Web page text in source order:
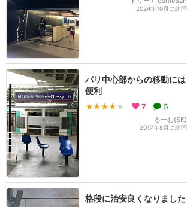
2024年10月に訪問
パリ中心部からの移動には
便利
★★★★ ★ 7 5
るーむ(SK)
2017年8月に訪問
格段に治安良くなりました